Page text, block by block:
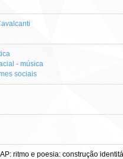
- música
sociais
ritmo e poesia: construção